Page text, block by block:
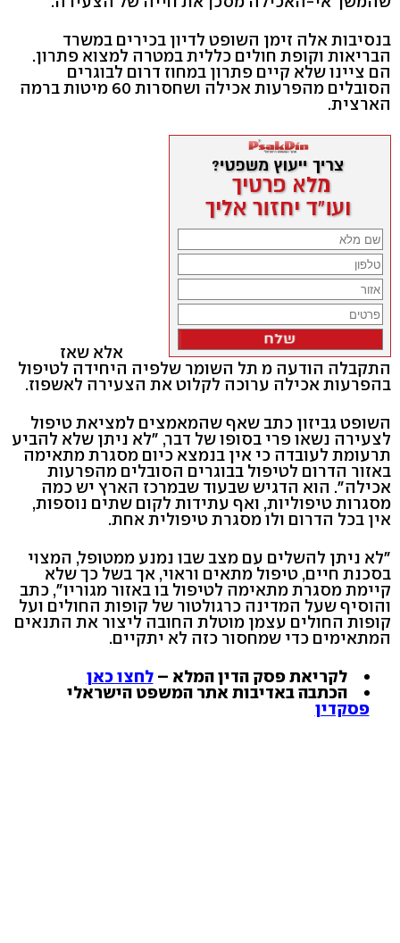
בנסיבות אלה זימן השופט לדיון בכירים במשרד
הבריאות וקופת חולים כללית במטרה למצוא פתרון.
הם ציינו שלא קיים פתרון במחוז דרום לבוגרים
הסובלים מהפרעות אכילה ושחסרות 60 מיטות ברמה
הארצית.
אלא שאז
התקבלה הודעה מ תל השומר שלפיה היחידה לטיפול
בהפרעות אכילה ערוכה לקלוט את הצעירה לאשפוז.
השופט גביזון כתב שאף שהמאמצים למציאת טיפול
לצעירה נשאו פרי בסופו של דבר, "לא ניתן שלא להביע
תרעומת לעובדה כי אין בנמצא כיום מסגרת מתאימה
באזור הדרום לטיפול בבוגרים הסובלים מהפרעות
אכילה". הוא הדגיש שבעוד שבמרכז הארץ יש כמה
מסגרות טיפוליות, ואף עתידות לקום שתים נוספות,
אין בכל הדרום ולו מסגרת טיפולית אחת.
"לא ניתן להשלים עם מצב שבו נמנע ממטופל, המצוי
בסכנת חיים, טיפול מתאים וראוי, אך בשל כך שלא
קיימת מסגרת מתאימה לטיפול בו באזור מגוריו", כתב
והוסיף שעל המדינה כרגולטור של קופות החולים ועל
קופות החולים עצמן מוטלת החובה ליצור את התנאים
המתאימים כדי שמחסור כזה לא יתקיים.
לקריאת פסק הדין המלא –לחצו כאן
הכתבה באדיבות אתר המשפט הישראלי
פסקדין